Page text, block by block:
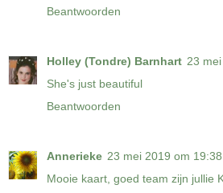
Beantwoorden
Holley (Tondre) Barnhart 23
She's just beautiful
Beantwoorden
Annerieke 23 mei 2019 om 19:38
Mooie kaart, goed team zijn jullie